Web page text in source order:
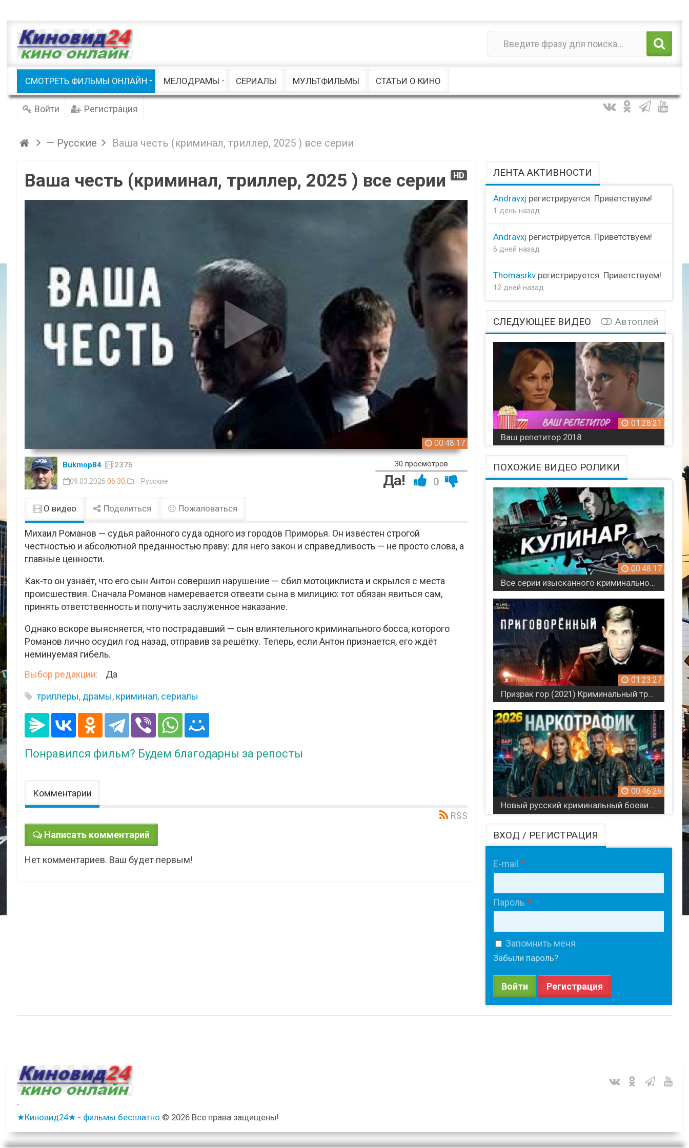
Смотреть фильмы онлайн
СМОТРЕТЬ ФИЛЬМЫ ОНЛАЙН
Семейные / Детские
Фэнтези
Документальные Шоу / Клипы
МЕЛОДРАМЫ
Русские мелодрамыСЕРИАЛЫ МУЛЬТФИЛЬМЫ СТАТЬИ О КИНО
Войти Регистрация
— Русские Ваша честь (криминал, триллер, 2025 ) все серии
Ваша честь (криминал, триллер, 2025 ) все серии HD
00:48:17
30 просмотров
Да! 0
Bukmop84 2375
09.03.2026 06:30, — Русские
О видео Поделиться Пожаловаться
Михаил Романов — судья районного суда одного из городов Приморья. Он известен строгой
честностью и абсолютной преданностью праву: для него закон и справедливость — не просто слова, а
главные ценности.
Как-то он узнаёт, что его сын Антон совершил нарушение — сбил мотоциклиста и скрылся с места
происшествия. Сначала Романов намеревается отвезти сына в милицию: тот обязан явиться сам,
принять ответственность и получить заслуженное наказание.
Однако вскоре выясняется, что пострадавший — сын влиятельного криминального босса, которого
Романов лично осудил год назад, отправив за решётку. Теперь, если Антон признается, его ждёт
неминуемая гибель.
Выбор редакции:
Да
триллеры, драмы, криминал, сериалы
Понравился фильм? Будем благодарны за репосты
Комментарии
RSS
Написать комментарий
Нет комментариев. Ваш будет первым!
ЛЕНТА АКТИВНОСТИ
Andravxj регистрируется. Приветствуем!
1 день назад
Andravxj регистрируется. Приветствуем!
6 дней назад
Thomasrkv регистрируется. Приветствуем!
12 дней назад
СЛЕДУЮЩЕЕ ВИДЕО Автоплей
01:28:21
Ваш репетитор 2018
ПОХОЖИЕ ВИДЕО РОЛИКИ
00:48:17
01:23:27
Призрак гор (2021) Криминальный триллер
00:46:26
Новый русский криминальный боевик / Наркотрафик (Детективный триллер)
ВХОД / РЕГИСТРАЦИЯ
E-mail
Пароль
Запомнить меня
Забыли пароль?
Войти Регистрация
.
★Киновид24★ - фильмы бесплатно.© 2026 Все права защищены!